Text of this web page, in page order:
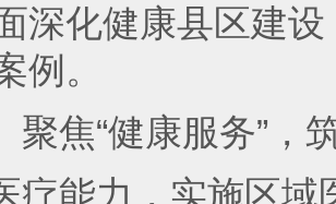
深化健康县区建
例。
聚焦“健康服务”
疗能力，实施区域